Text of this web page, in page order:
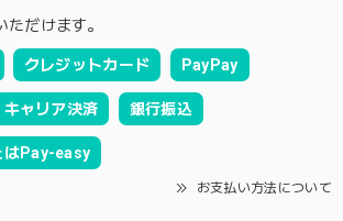
だけます。
クレジットカード PayPay
キャリア決済 銀行振込
はPay-easy
お支払い方法について